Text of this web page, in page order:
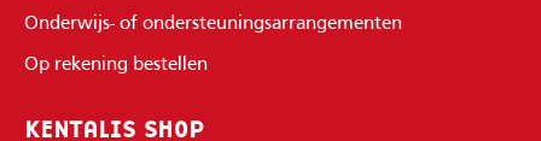
Onderwijs- of ondersteuningsarrangementen
Op rekening bestellen
KENTALIS SHOP